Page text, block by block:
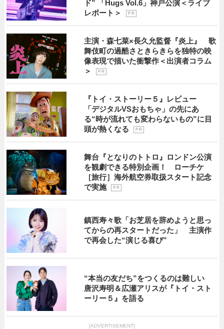
ド” 「Hugs Vol.6」神戸公演＜ライブ
レポート＞
P R
主演・森七菜×長久允監督『炎上』 歌
舞伎町の過酷さときらきらを独特の映
像表現で描いた衝撃作＜出演者コラム
＞
P R
『トイ・ストーリー５』レビュー
「デジタルVSおもちゃ」の先にあ
る“時が流れても変わらないもの”に目
頭が熱くなる
P R
舞台『となりのトトロ』ロンドン公演
を観劇できる特別企画！ ローチケ
［旅行］海外航空券取扱スタート記念
で実施
P R
鎮西寿々歌「お芝居を辞めようと思っ
てからの再スタートだった」 主演作
で再会した“演じる喜び”
“本当の友だち”をつくるのは難しい
唐沢寿明＆広瀬アリスが『トイ・スト
ーリー５』を語る
[ADVERTISEMENT]